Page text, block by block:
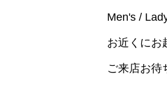
Men's /
お近くにお
ご来店お待